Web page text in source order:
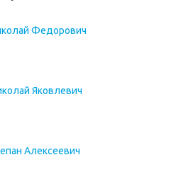
Федорович
Яковлевич
Алексеевич